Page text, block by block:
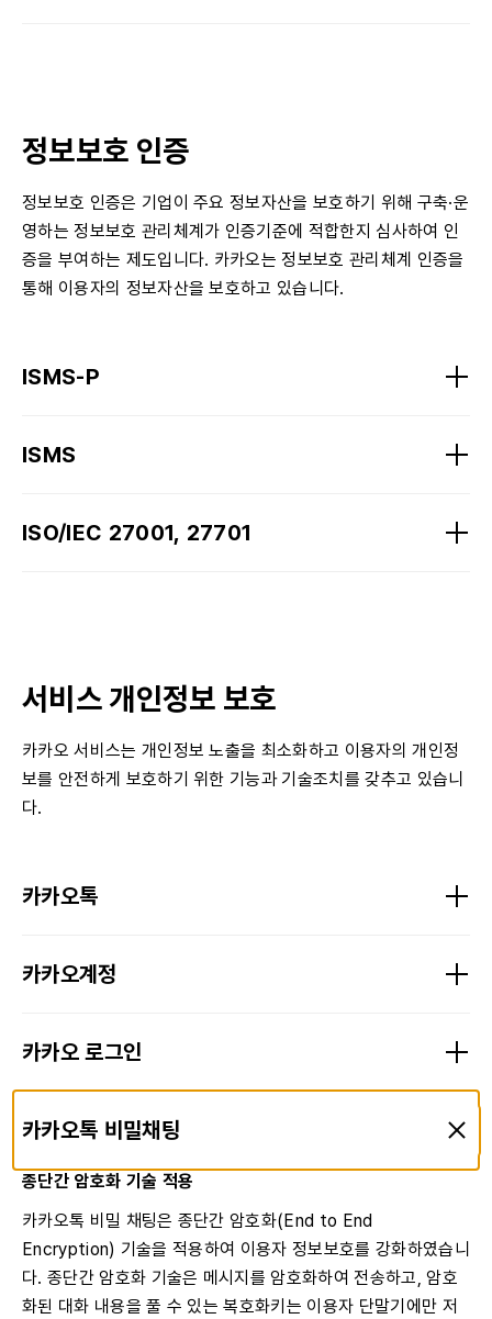
정보보호 인증
정보보호 인증은 기업이 주요 정보자산을 보호하기 위해 구축·운
영하는 정보보호 관리체계가 인증기준에 적합한지 심사하여 인
증을 부여하는 제도입니다. 카카오는 정보보호 관리체계 인증을
통해 이용자의 정보자산을 보호하고 있습니다.
ISMS-P
ISMS
ISO/IEC 27001, 27701
서비스 개인정보 보호
카카오 서비스는 개인정보 노출을 최소화하고 이용자의 개인정
보를 안전하게 보호하기 위한 기능과 기술조치를 갖추고 있습니
다.
카카오톡
카카오계정
카카오 로그인
카카오톡 비밀채팅
종단간 암호화 기술 적용
카카오톡 비밀 채팅은 종단간 암호화(End to End
Encryption) 기술을 적용하여 이용자 정보보호를 강화하였습니
다. 종단간 암호화 기술은 메시지를 암호화하여 전송하고, 암호
화된 대화 내용을 풀 수 있는 복호화키는 이용자 단말기에만 저